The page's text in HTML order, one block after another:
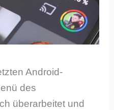
Android-
des
überarbeitet und